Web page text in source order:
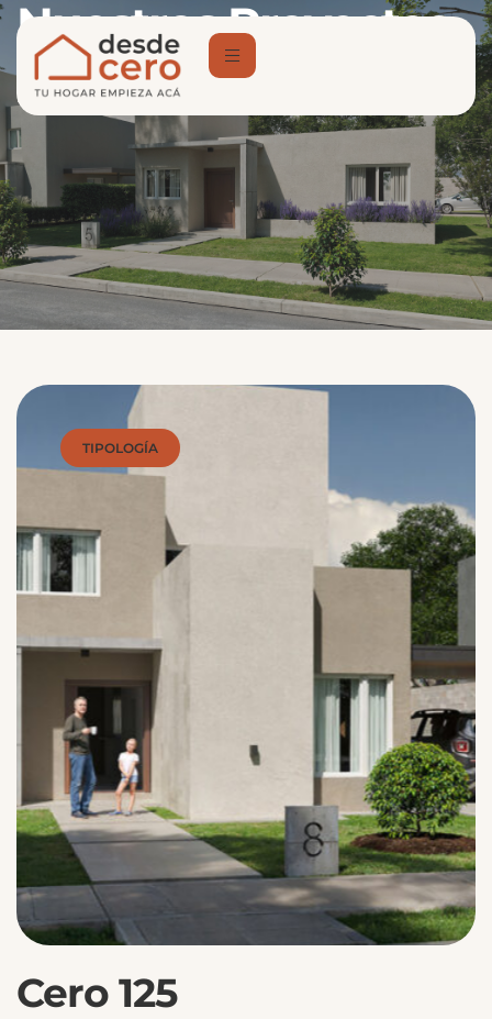
Nuestros Proyectos
Home Proyectos
TIPOLOGÍA
Cero 125